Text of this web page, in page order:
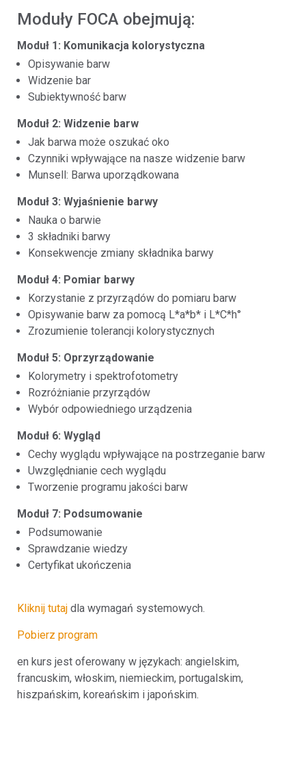
Moduły FOCA obejmują:
Moduł 1: Komunikacja kolorystyczna
Opisywanie barw
Widzenie bar
Subiektywność barw
Moduł 2: Widzenie barw
Jak barwa może oszukać oko
Czynniki wpływające na nasze widzenie barw
Munsell: Barwa uporządkowana
Moduł 3: Wyjaśnienie barwy
Nauka o barwie
3 składniki barwy
Konsekwencje zmiany składnika barwy
Moduł 4: Pomiar barwy
Korzystanie z przyrządów do pomiaru barw
Opisywanie barw za pomocą L*a*b* i L*C*h°
Zrozumienie tolerancji kolorystycznych
Moduł 5: Oprzyrządowanie
Kolorymetry i spektrofotometry
Rozróżnianie przyrządów
Wybór odpowiedniego urządzenia
Moduł 6: Wygląd
Cechy wyglądu wpływające na postrzeganie barw
Uwzględnianie cech wyglądu
Tworzenie programu jakości barw
Moduł 7: Podsumowanie
Podsumowanie
Sprawdzanie wiedzy
Certyfikat ukończenia
Kliknij tutaj dla wymagań systemowych.
Pobierz program
en kurs jest oferowany w językach: angielskim,
francuskim, włoskim, niemieckim, portugalskim,
hiszpańskim, koreańskim i japońskim.